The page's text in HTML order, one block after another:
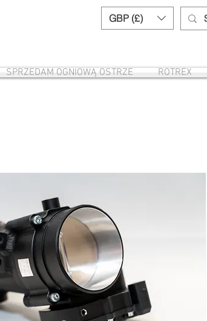
GBP (£)
SPRZEDAM OGNIOWĄ OSTRZE ROTREX